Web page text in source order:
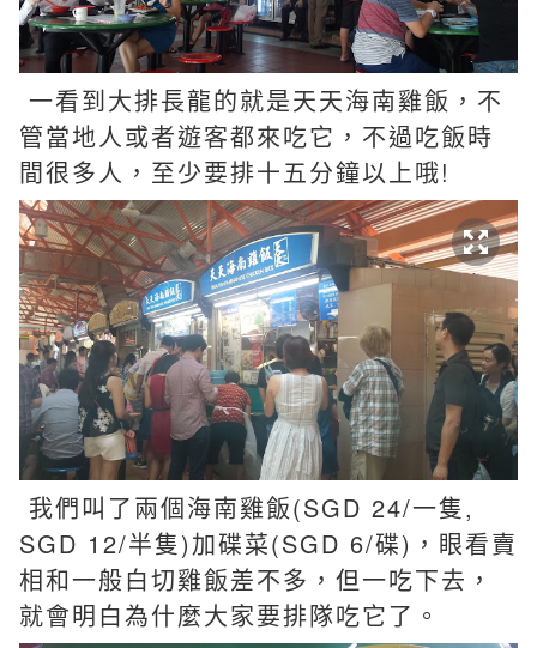
一看到大排長龍的就是天天海南雞飯，不
管當地人或者遊客都來吃它，不過吃飯時
間很多人，至少要排十五分鐘以上哦!
我們叫了兩個海南雞飯(SGD 24/一隻,
SGD 12/半隻)加碟菜(SGD 6/碟)，眼看賣
相和一般白切雞飯差不多，但一吃下去，
就會明白為什麼大家要排隊吃它了。